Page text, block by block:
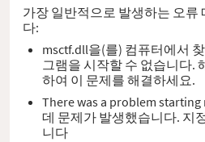
가장 일반적으로 발생하는 오류
다:
msctf.dll을(를) 컴퓨터에서
그램을 시작할 수 없습니다.
하여 이 문제를 해결하세요.
There was a problem
데 문제가 발생했습니다. 지
니다